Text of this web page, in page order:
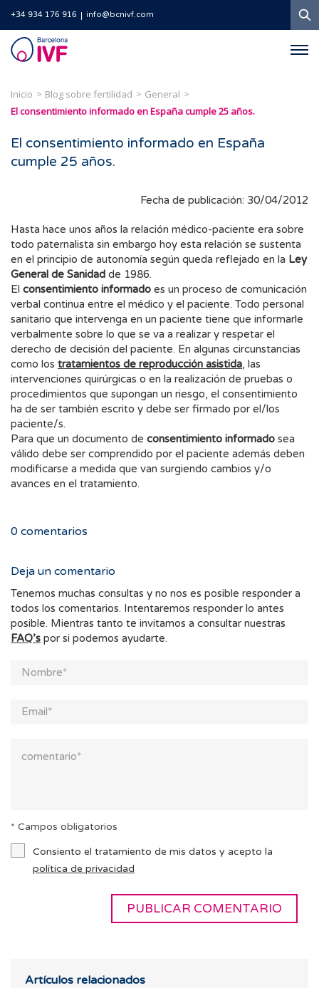
+34 934 176 916 info@bcnivf.com
Barcelona
IVF
Inicio Blog sobre fertilidad
General
El consentimiento informado en España cumple 25 años.
El consentimiento informado en España
cumple 25 años.
Fecha de publicación: 30/04/2012
Hasta hace unos años la relación médico-paciente era sobre
todo paternalista sin embargo hoy esta relación se sustenta
en el principio de autonomía según queda reflejado en la Ley
General de Sanidad de 1986.
El consentimiento informado es un proceso de comunicación
verbal continua entre el médico y el paciente. Todo personal
sanitario que intervenga en un paciente tiene que informarle
verbalmente sobre lo que se va a realizar y respetar el
derecho de decisión del paciente. En algunas circunstancias
como los tratamientos de reproducción asistida, las
intervenciones quirúrgicas o en la realización de pruebas o
procedimientos que supongan un riesgo, el consentimiento
ha de ser también escrito y debe ser firmado por el/los
paciente/s.
Para que un documento de consentimiento informado sea
válido debe ser comprendido por el paciente además deben
modificarse a medida que van surgiendo cambios y/o
avances en el tratamiento.
0 comentarios
Deja un comentario
Tenemos muchas consultas y no nos es posible responder a
todos los comentarios. Intentaremos responder lo antes
posible. Mientras tanto te invitamos a consultar nuestras
FAQ’s por si podemos ayudarte.
* Campos obligatorios
Consiento el tratamiento de mis datos y acepto la
política de privacidad
Artículos relacionados